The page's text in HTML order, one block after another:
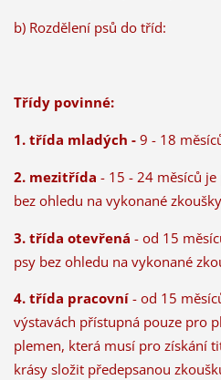
b) Rozdělení psů do tříd:
Třídy povinné:
1. třída mladých - 9 - 18
2. mezitřída - 15 - 24 měsíců
bez ohledu na vykonané
3. třída otevřená - od 15
psy bez ohledu na vykonané
4. třída pracovní- od 15
výstavách přístupná pouze pro
plemen, která musí pro získání
krásy složit předepsanou